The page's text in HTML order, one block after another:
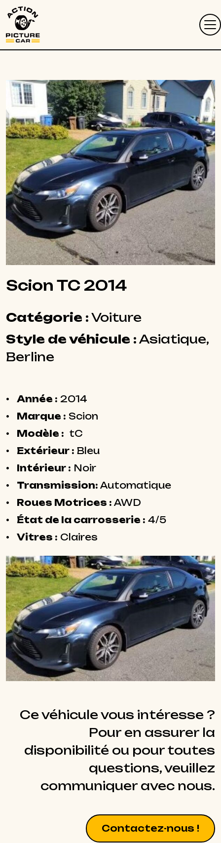
Scion TC 2014
Catégorie : Voiture
Style de véhicule : Asiatique,
Berline
Année : 2014
Marque : Scion
Modèle : tC
Extérieur : Bleu
Intérieur : Noir
Transmission: Automatique
Roues Motrices : AWD
État de la carrosserie : 4/5
Vitres : Claires
Ce véhicule vous intéresse ?
Pour en assurer la
disponibilité ou pour toutes
questions, veuillez
communiquer avec nous.
Contactez-nous !